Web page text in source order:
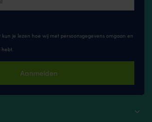
kun je lezen hoe wij met persoonsgegevens omgaan en
hebt.
Aanmelden